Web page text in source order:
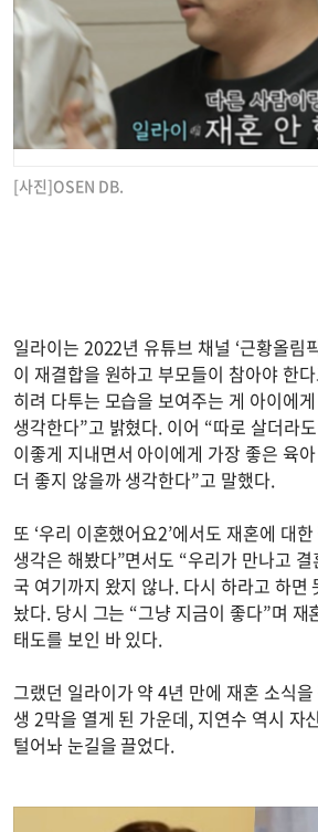
[사진]OSEN DB.
일라이는 2022년 유튜브 채널 ‘근황올림
이 재결합을 원하고 부모들이 참아야 한
히려 다투는 모습을 보여주는 게 아이에
생각한다”고 밝혔다. 이어 “따로 살더라
이좋게 지내면서 아이에게 가장 좋은 육
더 좋지 않을까 생각한다”고 말했다.
또 ‘우리 이혼했어요2’에서도 재혼에 대
생각은 해봤다”면서도 “우리가 만나고
국 여기까지 왔지 않나. 다시 하라고 하면
놨다. 당시 그는 “그냥 지금이 좋다”며 재
태도를 보인 바 있다.
그랬던 일라이가 약 4년 만에 재혼 소식
생 2막을 열게 된 가운데, 지연수 역시 자
털어놔 눈길을 끌었다.